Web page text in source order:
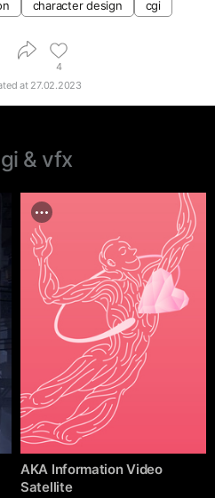
character design cgi
4
at 27.02.2023
& vfx
AKA Information Video
Satellite